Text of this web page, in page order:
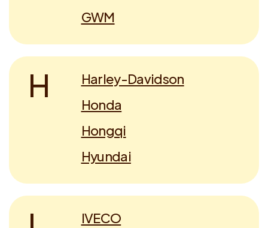
GWM
H
Harley-Davidson
Honda
Hongqi
Hyundai
IVECO